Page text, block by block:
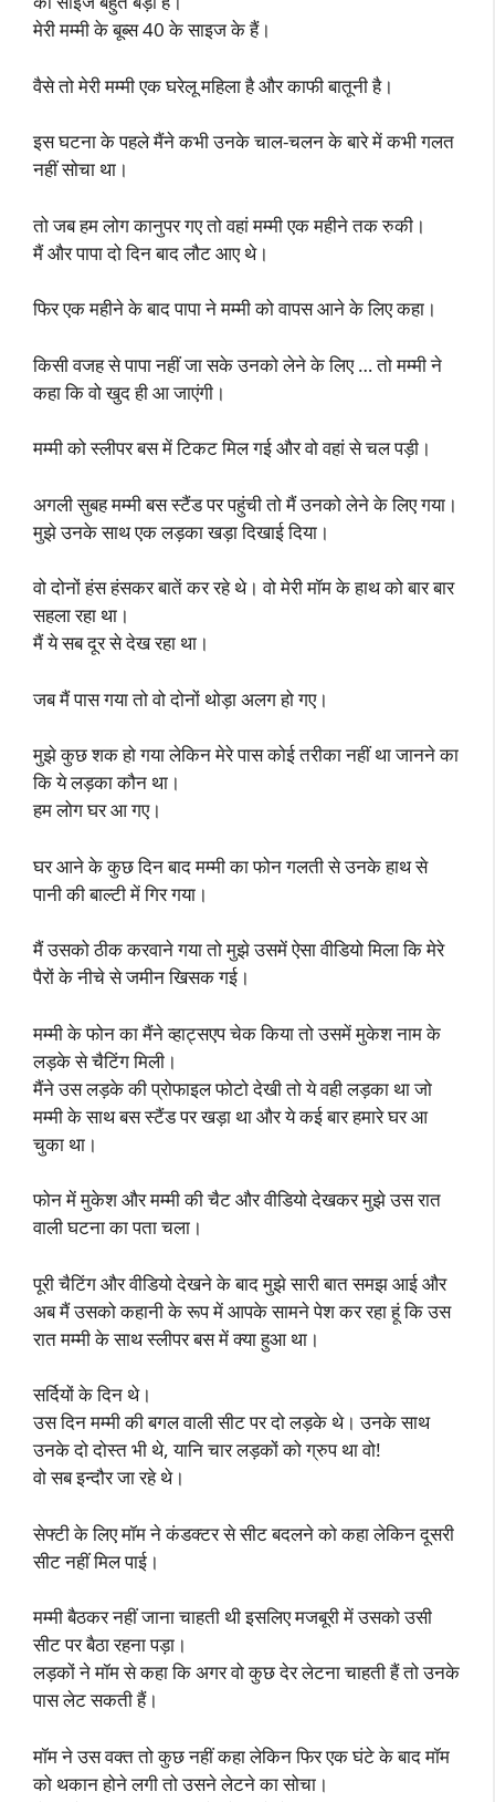
मेरी मम्मी के बूब्स 40 के साइज के हैं।
वैसे तो मेरी मम्मी एक घरेलू महिला है और काफी बातूनी है।
इस घटना के पहले मैंने कभी उनके चाल-चलन के बारे में कभी गलत
नहीं सोचा था।
तो जब हम लोग कानुपर गए तो वहां मम्मी एक महीने तक रुकी।
मैं और पापा दो दिन बाद लौट आए थे।
फिर एक महीने के बाद पापा ने मम्मी को वापस आने के लिए कहा।
किसी वजह से पापा नहीं जा सके उनको लेने के लिए … तो मम्मी ने
कहा कि वो खुद ही आ जाएंगी।
मम्मी को स्लीपर बस में टिकट मिल गई और वो वहां से चल पड़ी।
अगली सुबह मम्मी बस स्टैंड पर पहुंची तो मैं उनको लेने के लिए गया।
मुझे उनके साथ एक लड़का खड़ा दिखाई दिया।
वो दोनों हंस हंसकर बातें कर रहे थे। वो मेरी मॉम के हाथ को बार बार
सहला रहा था।
मैं ये सब दूर से देख रहा था।
जब मैं पास गया तो वो दोनों थोड़ा अलग हो गए।
मुझे कुछ शक हो गया लेकिन मेरे पास कोई तरीका नहीं था जानने का
कि ये लड़का कौन था।
हम लोग घर आ गए।
घर आने के कुछ दिन बाद मम्मी का फोन गलती से उनके हाथ से
पानी की बाल्टी में गिर गया।
मैं उसको ठीक करवाने गया तो मुझे उसमें ऐसा वीडियो मिला कि मेरे
पैरों के नीचे से जमीन खिसक गई।
मम्मी के फोन का मैंने व्हाट्सएप चेक किया तो उसमें मुकेश नाम के
लड़के से चैटिंग मिली।
मैंने उस लड़के की प्रोफाइल फोटो देखी तो ये वही लड़का था जो
मम्मी के साथ बस स्टैंड पर खड़ा था और ये कई बार हमारे घर आ
चुका था।
फोन में मुकेश और मम्मी की चैट और वीडियो देखकर मुझे उस रात
वाली घटना का पता चला।
पूरी चैटिंग और वीडियो देखने के बाद मुझे सारी बात समझ आई और
अब मैं उसको कहानी के रूप में आपके सामने पेश कर रहा हूं कि उस
रात मम्मी के साथ स्लीपर बस में क्या हुआ था।
सर्दियों के दिन थे।
उस दिन मम्मी की बगल वाली सीट पर दो लड़के थे। उनके साथ
उनके दो दोस्त भी थे, यानि चार लड़कों को ग्रुप था वो!
वो सब इन्दौर जा रहे थे।
सेफ्टी के लिए मॉम ने कंडक्टर से सीट बदलने को कहा लेकिन दूसरी
सीट नहीं मिल पाई।
मम्मी बैठकर नहीं जाना चाहती थी इसलिए मजबूरी में उसको उसी
सीट पर बैठा रहना पड़ा।
लड़कों ने मॉम से कहा कि अगर वो कुछ देर लेटना चाहती हैं तो उनके
पास लेट सकती हैं।
मॉम ने उस वक्त तो कुछ नहीं कहा लेकिन फिर एक घंटे के बाद मॉम
को थकान होने लगी तो उसने लेटने का सोचा।